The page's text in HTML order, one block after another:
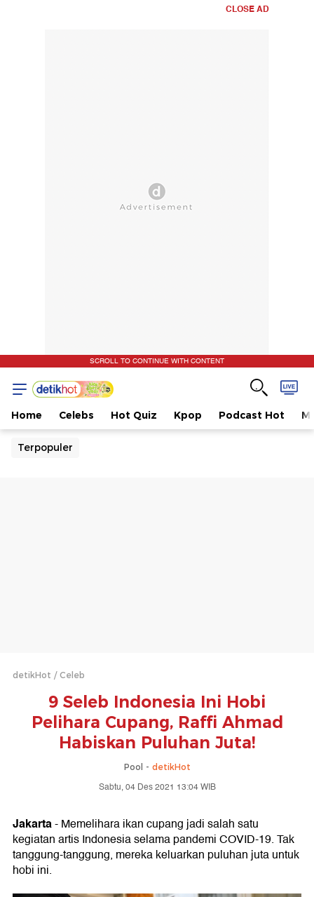
CLOSE AD
SCROLL TO CONTINUE WITH CONTENT
Home Celebs Hot Quiz Kpop Podcast Hot
Terpopuler
detikHot Celeb
9 Seleb Indonesia Ini Hobi
Pelihara Cupang, Raffi Ahmad
Habiskan Puluhan Juta!
Pool - detikHot
Sabtu, 04 Des 2021 13:04 WIB
Jakarta- Memelihara ikan cupang jadi salah satu
kegiatan artis Indonesia selama pandemi COVID-19. Tak
tanggung-tanggung, mereka keluarkan puluhan juta untuk
hobi ini.